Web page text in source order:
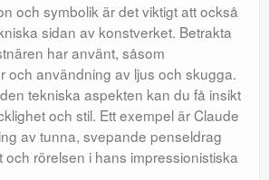
och symbolik är det viktigt att också
sidan av konstverket. Betrakta
har använt, såsom
och användning av ljus och skugga.
tekniska aspekten kan du få insikt
och stil. Ett exempel är Claude
av tunna, svepande penseldrag
och rörelsen i hans impressionistiska